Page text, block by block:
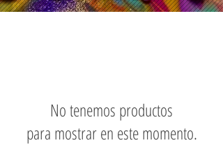
No tenemos productos
para mostrar en este momento.